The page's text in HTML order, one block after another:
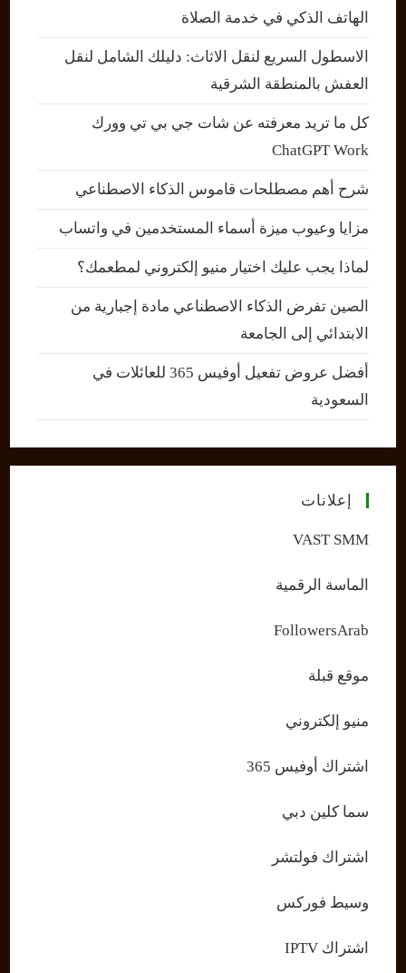
الهاتف الذكي في خدمة الصلاة
الاسطول السريع لنقل الاثاث: دليلك الشامل لنقل
العفش بالمنطقة الشرقية
كل ما تريد معرفته عن شات جي بي تي وورك
ChatGPT Work
شرح أهم مصطلحات قاموس الذكاء الاصطناعي
مزايا وعيوب ميزة أسماء المستخدمين في واتساب
لماذا يجب عليك اختيار منيو إلكتروني لمطعمك؟
الصين تفرض الذكاء الاصطناعي مادة إجبارية من
الابتدائي إلى الجامعة
أفضل عروض تفعيل أوفيس 365 للعائلات في
السعودية
إعلانات
VAST SMM
الماسة الرقمية
FollowersArab
موقع قبلة
منيو إلكتروني
اشتراك أوفيس 365
سما كلين دبي
اشتراك فولتشر
وسيط فوركس
اشتراك IPTV